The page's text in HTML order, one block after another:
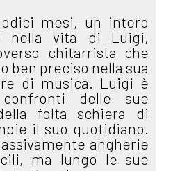
mesi, un intero
nella vita di Luigi,
chitarrista che
ben preciso nella sua
di musica. Luigi è
delle sue
folta schiera di
il suo quotidiano.
angherie
ma lungo le sue